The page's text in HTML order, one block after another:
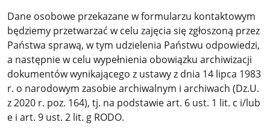
Dane osobowe przekazane w formularzu kontaktowym
będziemy przetwarzać w celu zajęcia się zgłoszoną przez
Państwa sprawą, w tym udzielenia Państwu odpowiedzi,
a następnie w celu wypełnienia obowiązku archiwizacji
dokumentów wynikającego z ustawy z dnia 14 lipca 1983
r. o narodowym zasobie archiwalnym i archiwach (Dz.U.
z 2020 r. poz. 164), tj. na podstawie art. 6 ust. 1 lit. c i/lub
e i art. 9 ust. 2 lit. g RODO.